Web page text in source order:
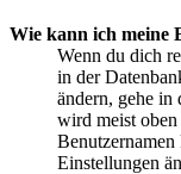
Wie kann ich meine
Wenn du dich
in der
ändern, gehe in
wird meist oben
Einstellungen